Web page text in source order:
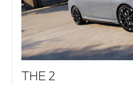
THE 2